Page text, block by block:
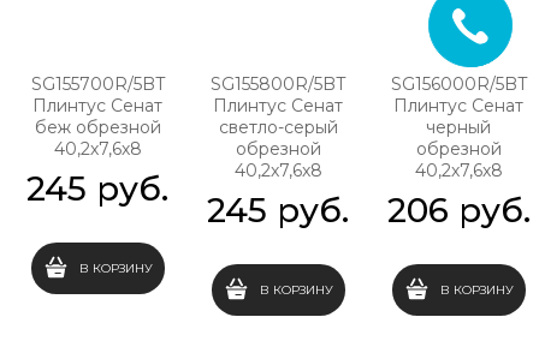
SG155700R/5BT
Плинтус Сенат
беж обрезной
40,2х7,6х8
245 руб.
В КОРЗИНУ
SG155800R/5BT
Плинтус Сенат
светло-серый
обрезной
40,2х7,6х8
245 руб.
В КОРЗИНУ
SG156000R/5BT
Плинтус Сенат
черный
обрезной
40,2х7,6х8
206 руб.
В КОРЗИНУ